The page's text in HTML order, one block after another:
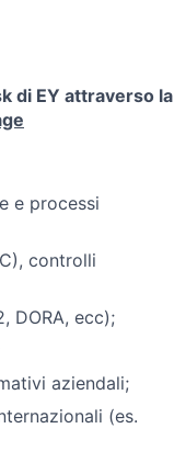
di EY attraverso la
e processi
controlli
DORA, ecc);
aziendali;
(es.